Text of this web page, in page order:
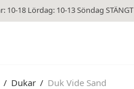
10-18 Lördag: 10-13 Söndag STÄNGT
/ Dukar / Duk Vide Sand